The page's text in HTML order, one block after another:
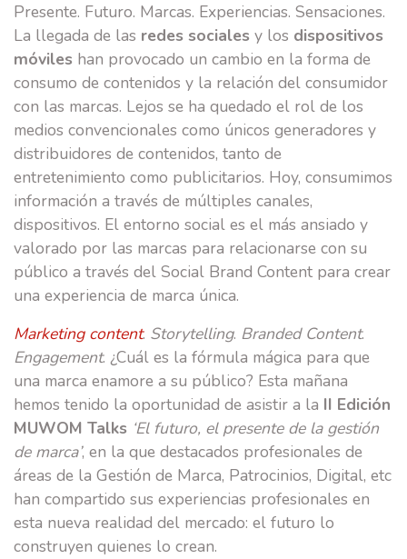
Presente. Futuro. Marcas. Experiencias. Sensaciones.
La llegada de las redes sociales y los dispositivos
móviles han provocado un cambio en la forma de
consumo de contenidos y la relación del consumidor
con las marcas. Lejos se ha quedado el rol de los
medios convencionales como únicos generadores y
distribuidores de contenidos, tanto de
entretenimiento como publicitarios. Hoy, consumimos
información a través de múltiples canales,
dispositivos. El entorno social es el más ansiado y
valorado por las marcas para relacionarse con su
público a través del Social Brand Content para crear
una experiencia de marca única.
Marketing content. Storytelling. Branded Content.
Engagement. ¿Cuál es la fórmula mágica para que
una marca enamore a su público? Esta mañana
hemos tenido la oportunidad de asistir a la II Edición
MUWOM Talks ‘El futuro, el presente de la gestión
de marca’, en la que destacados profesionales de
áreas de la Gestión de Marca, Patrocinios, Digital, etc
han compartido sus experiencias profesionales en
esta nueva realidad del mercado: el futuro lo
construyen quienes lo crean.